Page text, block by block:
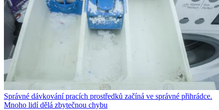
Správné dávkování pracích prostředků začíná ve správné přihrádce.
Mnoho lidí dělá zbytečnou chybu